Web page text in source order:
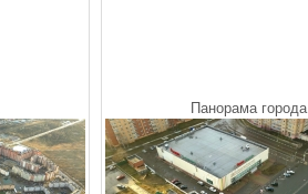
Панорама города